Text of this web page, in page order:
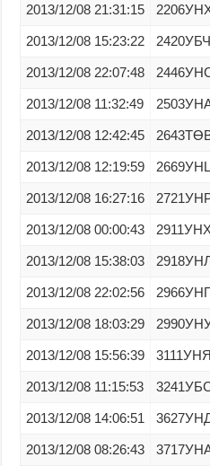
2013/12/08 21:31:15
2013/12/08 15:23:22 2420УБЧ
2013/12/08 22:07:48
2013/12/08 11:32:49
2013/12/08 12:42:45
2013/12/08 12:19:59
2013/12/08 16:27:16
2013/12/08 00:00:43 2911УНХ
2013/12/08 15:38:03
2013/12/08 22:02:56 2966УНГ
2013/12/08 18:03:29
2013/12/08 15:56:39 3111УНЯ
2013/12/08 11:15:53
2013/12/08 14:06:51
2013/12/08 08:26:43